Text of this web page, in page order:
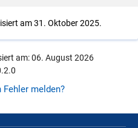
am 31. Oktober 2025.
am: 06. August 2026
melden?